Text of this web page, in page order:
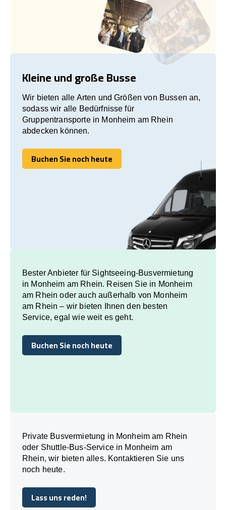
Kleine und große Busse
Wir bieten alle Arten und Größen von Bussen an,
sodass wir alle Bedürfnisse für
Gruppentransporte in Monheim am Rhein
abdecken können.
Buchen Sie noch heute
Buchen Sie noch heute
Bester Anbieter für Sightseeing-Busvermietung
in Monheim am Rhein. Reisen Sie in Monheim
am Rhein oder auch außerhalb von Monheim
am Rhein – wir bieten Ihnen den besten
Service, egal wie weit es geht.
Buchen Sie noch heute
Buchen Sie noch heute
Private Busvermietung in Monheim am Rhein
oder Shuttle-Bus-Service in Monheim am
Rhein, wir bieten alles. Kontaktieren Sie uns
noch heute.
Lass uns reden!
Lass uns reden!